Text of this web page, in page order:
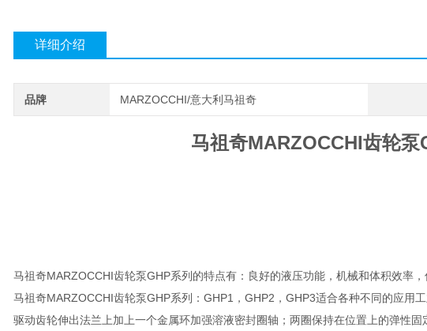
详细介绍
品牌 MARZOCCHI/意大利马祖奇
马祖奇MARZOCCHI齿轮泵
马祖奇MARZOCCHI齿轮泵GHP系列的特点有：良好的液压功能，机械和体积效率
马祖奇MARZOCCHI齿轮泵GHP系列：GHP1，GHP2，GHP3适合各种不同的应用
驱动齿轮伸出法兰上加上一个金属环加强溶液密封圈轴；两圈保持在位置上的弹性